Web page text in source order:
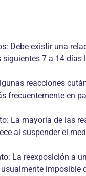
Debe existir una
7 a 14
reacciones
frecuentemente en
La mayoría de las
al suspender el
La reexposición a
imposible